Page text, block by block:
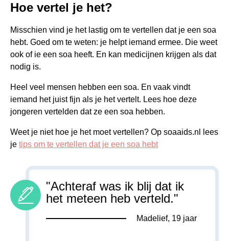
Hoe vertel je het?
Misschien vind je het lastig om te vertellen dat je een soa
hebt. Goed om te weten: je helpt iemand ermee. Die weet
ook of ie een soa heeft. En kan medicijnen krijgen als dat
nodig is.
Heel veel mensen hebben een soa. En vaak vindt
iemand het juist fijn als je het vertelt. Lees hoe deze
jongeren vertelden dat ze een soa hebben.
Weet je niet hoe je het moet vertellen? Op soaaids.nl lees
je tips om te vertellen dat je een soa hebt
"Achteraf was ik blij dat ik
het meteen heb verteld."
Madelief, 19 jaar